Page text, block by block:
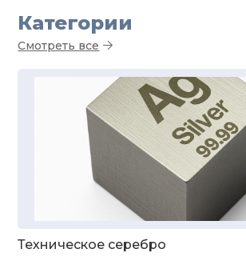
Категории
Смотреть все
Техническое серебро